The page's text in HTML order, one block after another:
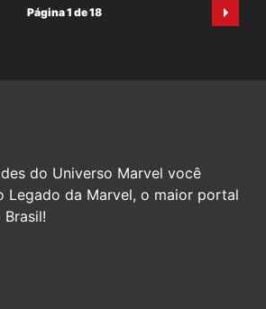
Página 1 de 18
do Universo Marvel você
Legado da Marvel, o maior portal